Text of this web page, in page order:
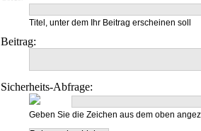
Titel, unter dem Ihr Beitrag erscheinen soll
Beitrag:
Sicherheits-Abfrage:
Geben Sie die Zeichen aus dem oben